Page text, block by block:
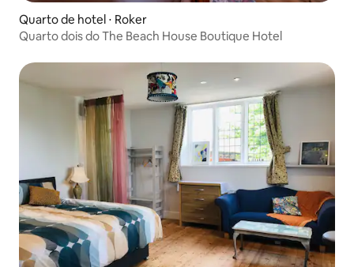
Quarto de hotel ⋅ Roker
Quarto dois do The Beach House Boutique Hotel